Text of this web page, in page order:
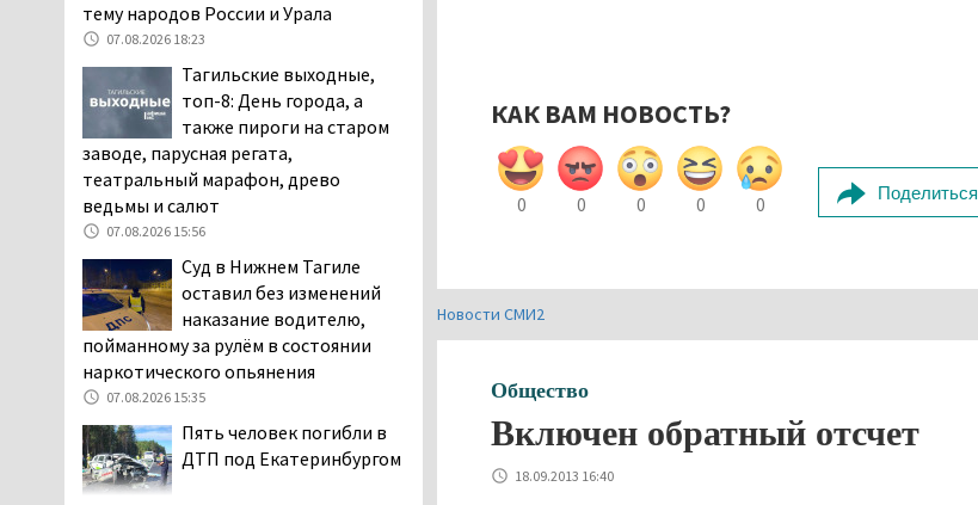
КАК ВАМ НОВОСТЬ?
0 0 0 0 0
Поделиться
Новости СМИ2
Общество
Включен обратный отсчет
18.09.2013 16:40
тему народов России и Урала
07.08.2026 18:23
Тагильские выходные,
топ-8: День города, а
также пироги на старом
заводе, парусная регата,
театральный марафон, древо
ведьмы и салют
07.08.2026 15:56
Суд в Нижнем Тагиле
оставил без изменений
наказание водителю,
пойманному за рулём в состоянии
наркотического опьянения
07.08.2026 15:35
Пять человек погибли в
ДТП под Екатеринбургом